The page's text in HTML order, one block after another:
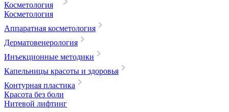
Косметология
Косметология
Аппаратная косметология
Дерматовенерология
Инъекционные методики
Капельницы красоты и здоровья
Контурная пластика
Красота без боли
Нитевой лифтинг